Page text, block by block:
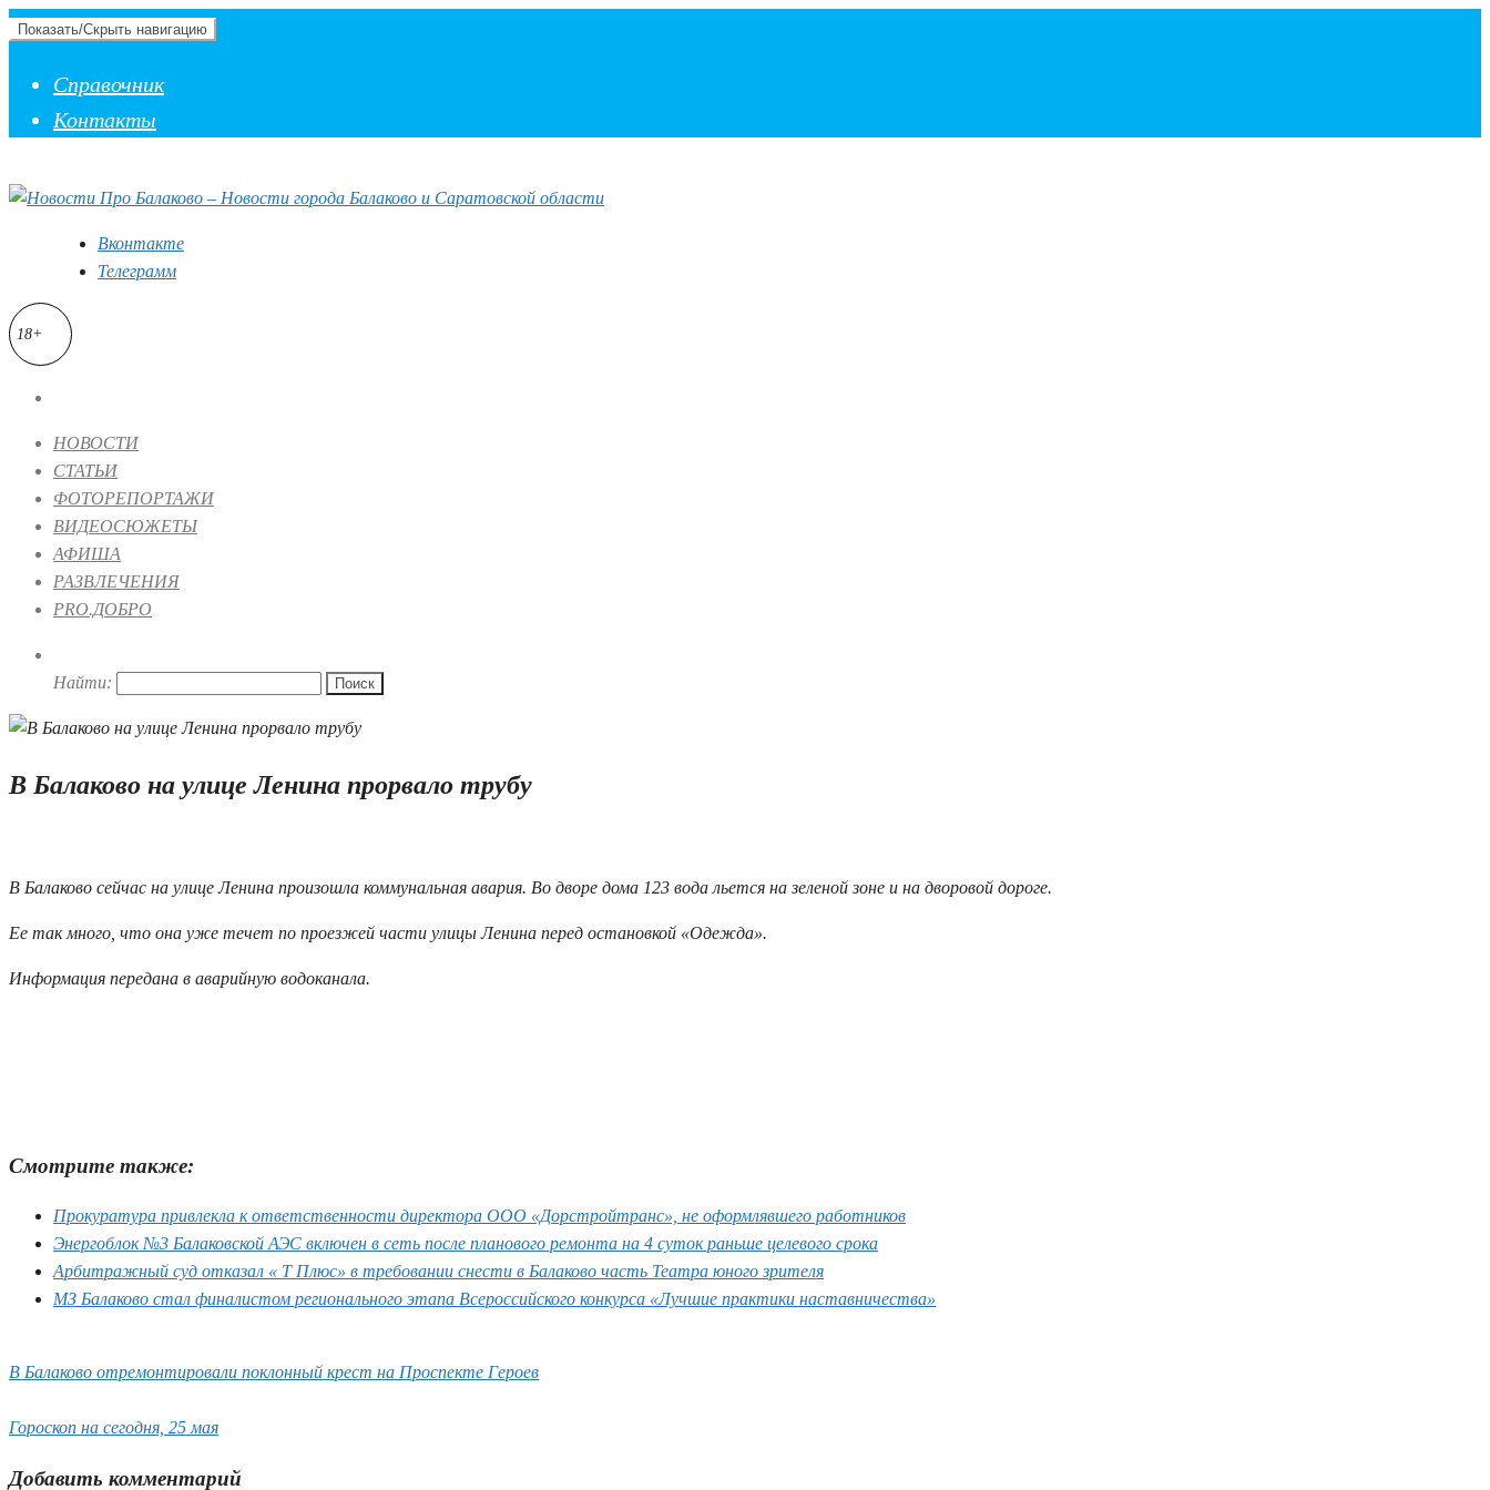
Показать/Скрыть навигацию
Справочник
Контакты
Вконтакте
Телеграмм
18+
НОВОСТИ
СТАТЬИ
ФОТОРЕПОРТАЖИ
ВИДЕОСЮЖЕТЫ
АФИША
РАЗВЛЕЧЕНИЯ
PRO.ДОБРО
Найти:
В Балаково на улице Ленина прорвало трубу
В Балаково сейчас на улице Ленина произошла коммунальная авария. Во дворе дома 123 вода льется на зеленой зоне и на дворовой дороге.
Ее так много, что она уже течет по проезжей части улицы Ленина перед остановкой «Одежда».
Информация передана в аварийную водоканала.
Смотрите также:
Прокуратура привлекла к ответственности директора ООО «Дорстройтранс», не оформлявшего работников
Энергоблок №3 Балаковской АЭС включен в сеть после планового ремонта на 4 суток раньше целевого срока
Арбитражный суд отказал « Т Плюс» в требовании снести в Балаково часть Театра юного зрителя
МЗ Балаково стал финалистом регионального этапа Всероссийского конкурса «Лучшие практики наставничества»
В Балаково отремонтировали поклонный крест на Проспекте Героев
Гороскоп на сегодня, 25 мая
Добавить комментарий